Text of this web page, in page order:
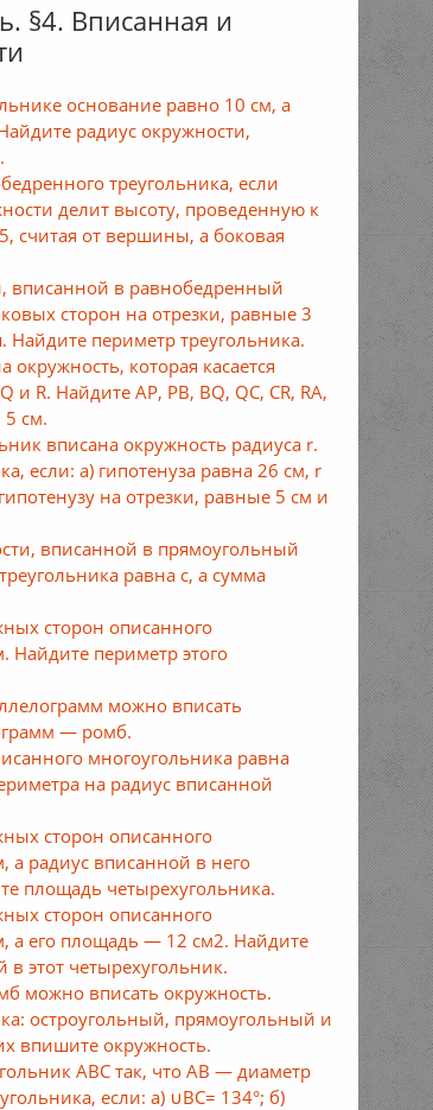
§4. Вписанная и
основание равно 10 см, а
радиус окружности,
треугольника, если
делит высоту, проведенную к
считая от вершины, а боковая
вписанной в равнобедренный
сторон на отрезки, равные 3
Найдите периметр треугольника.
окружность, которая касается
и R. Найдите АР, РВ, BQ, QC, CR, RA,
см.
вписана окружность радиуса r.
если: а) гипотенуза равна 26 см, r
на отрезки, равные 5 см и
вписанной в прямоугольный
равна с, а сумма
сторон описанного
Найдите периметр этого
можно вписать
— ромб.
многоугольника равна
на радиус вписанной
сторон описанного
а радиус вписанной в него
площадь четырехугольника.
сторон описанного
а его площадь — 12 см2. Найдите
этот четырехугольник.
можно вписать окружность.
остроугольный, прямоугольный и
впишите окружность.
ABC так, что АВ — диаметр
если: а) ∪ВС= 134°; б)